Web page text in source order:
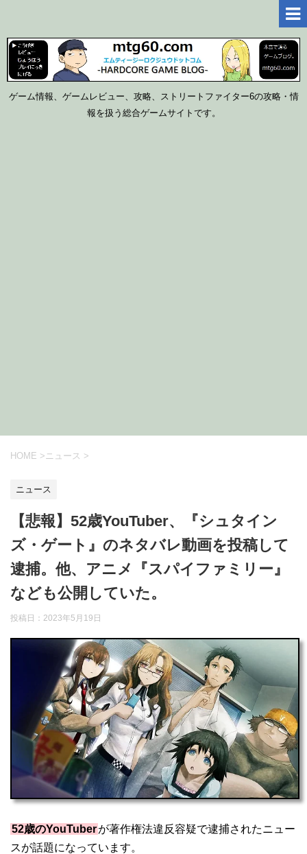
ゲーム情報、ゲームレビュー、攻略、ストリートファイター6の攻略・情
報を扱う総合ゲームサイトです。
HOME > ニュース >
ニュース
【悲報】52歳YouTuber、『シュタイン
ズ・ゲート』のネタバレ動画を投稿して
逮捕。他、アニメ『スパイファミリー』
なども公開していた。
投稿日： 2023年5月19日
52歳のYouTuberが著作権法違反容疑で逮捕されたニュー
スが話題になっています。